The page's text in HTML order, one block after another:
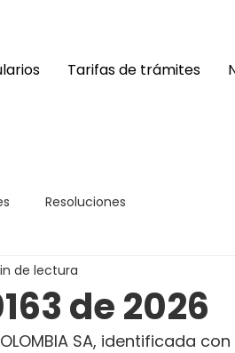
Tarifas de trámites
Resoluciones
de 2026
de lectura
SA, identificada